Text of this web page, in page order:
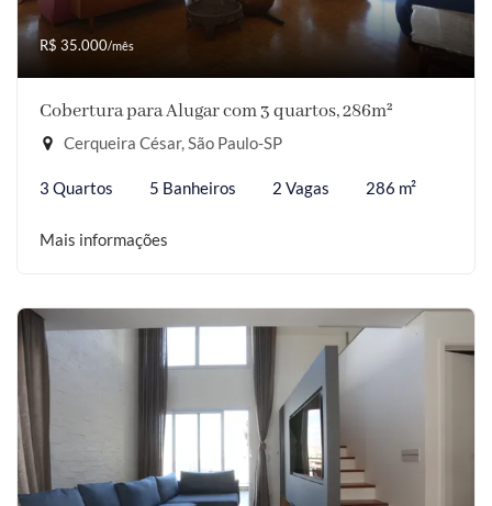
R$ 35.000/mês
Cobertura para Alugar com 3 quartos, 286m²
Cerqueira César, São Paulo-SP
3 Quartos 5 Banheiros 2 Vagas 286 m²
Mais informações